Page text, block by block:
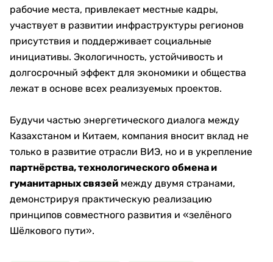
рабочие места, привлекает местные кадры,
участвует в развитии инфраструктуры регионов
присутствия и поддерживает социальные
инициативы. Экологичность, устойчивость и
долгосрочный эффект для экономики и общества
лежат в основе всех реализуемых проектов.
Будучи частью энергетического диалога между
Казахстаном и Китаем, компания вносит вклад не
только в развитие отрасли ВИЭ, но и в укрепление
партнёрства, технологического обмена и
гуманитарных связей между двумя странами,
демонстрируя практическую реализацию
принципов совместного развития и «зелёного
Шёлкового пути».